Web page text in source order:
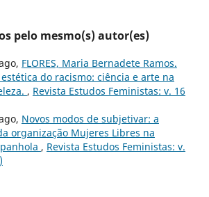
pelo mesmo(s) autor(es)
FLORES, Maria Bernadete Ramos.
do racismo: ciência e arte na
, Revista Estudos Feministas: v. 16
Novos modos de subjetivar: a
organização Mujeres Libres na
, Revista Estudos Feministas: v.